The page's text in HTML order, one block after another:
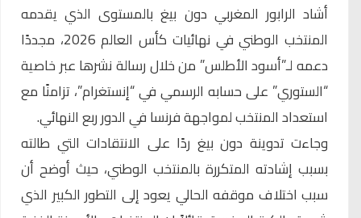
أشاد الرابور المغربي دون بيغ بالمستوى الذي يقدمه
المنتخب الوطني
في نهائيات كأس العالم 2026، مجددًا
دعمه لـ”أسود الأطلس” من خلال رسالة نشرها عبر خاصية
“الستوري” على حسابه الرسمي في “إنستغرام”، تزامنًا مع
استعداد المنتخب لمواجهة فرنسا في الدور ربع النهائي.
وجاءت تدوينة دون بيغ ردًا على الانتقادات التي طالته
بسبب إشادته المتكررة بالمنتخب الوطني، حيث أوضح أن
سبب اختلاف موقفه الحالي يعود إلى التطور الكبير الذي